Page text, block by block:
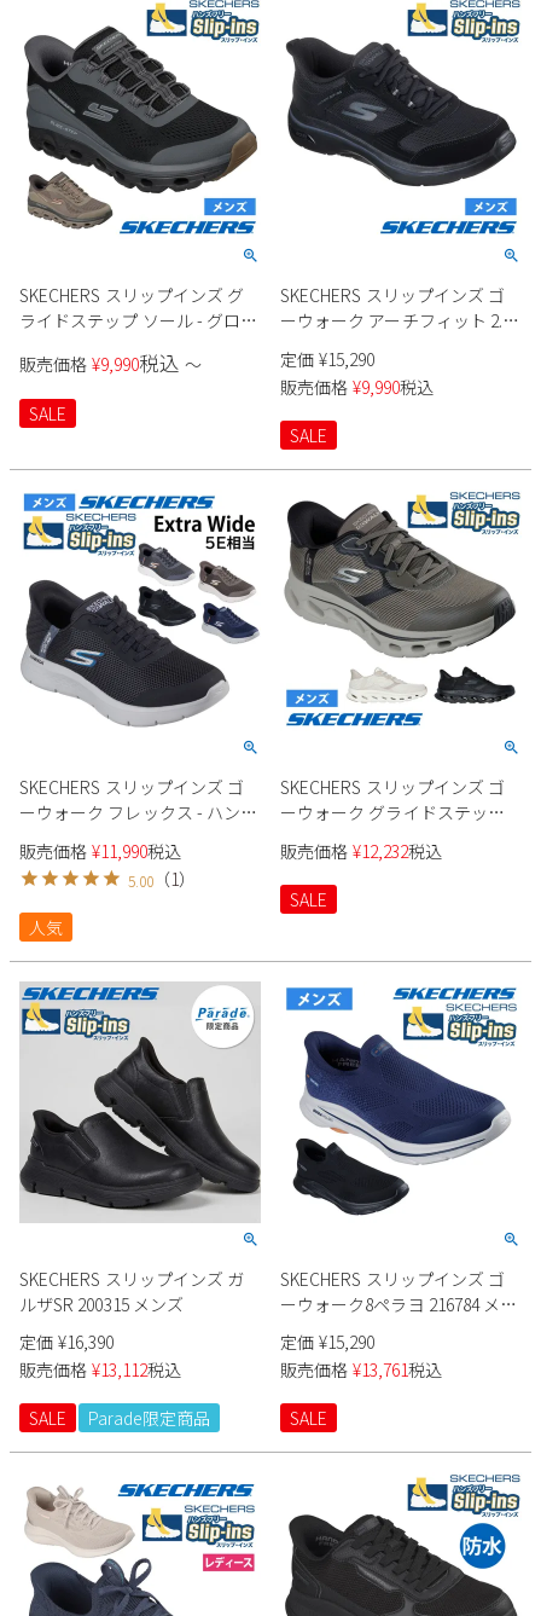
SKECHERS スリップインズ グ
ライドステップ ソール - グロー
販売価格 ¥9,990税込 〜
SALE
SKECHERS スリップインズ ゴ
ーウォーク アーチフィット 2.0
シアード 216650 メンズ
定価 ¥15,290
販売価格 ¥9,990税込
SALE
SKECHERS スリップインズ ゴ
ーウォーク フレックス - ハンズ
アップ エクストラワイド幅 5E
相当 216324WW メンズ
販売価格 ¥11,990税込
5.00 （1）
人気
SKECHERS スリップインズ ゴ
ーウォーク グライドステップ
2.0 ザック 216660 メンズ
販売価格 ¥12,232税込
SALE
SKECHERS スリップインズ ガ
ルザSR 200315 メンズ
定価 ¥16,390
販売価格 ¥13,112税込
SALE
Parade限定商品
SKECHERS スリップインズ ゴ
ーウォーク8ペラヨ 216784 メン
ズ
定価 ¥15,290
販売価格 ¥13,761税込
SALE